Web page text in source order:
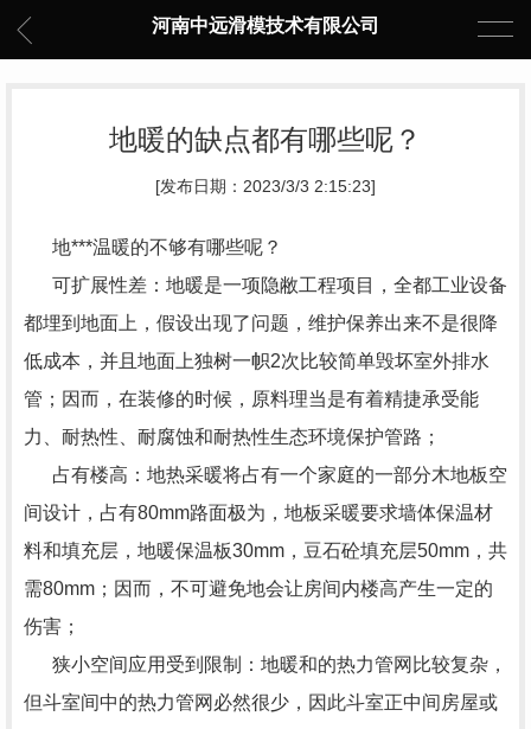
河南中远滑模技术有限公司
地暖的缺点都有哪些呢？
[发布日期：2023/3/3 2:15:23]
地***温暖的不够有哪些呢？
可扩展性差：地暖是一项隐敝工程项目，全都工业设备
都埋到地面上，假设出现了问题，维护保养出来不是很降
低成本，并且地面上独树一帜2次比较简单毁坏室外排水
管；因而，在装修的时候，原料理当是有着精捷承受能
力、耐热性、耐腐蚀和耐热性生态环境保护管路；
占有楼高：地热采暖将占有一个家庭的一部分木地板空
间设计，占有80mm路面极为，地板采暖要求墙体保温材
料和填充层，地暖保温板30mm，豆石砼填充层50mm，共
需80mm；因而，不可避免地会让房间内楼高产生一定的
伤害；
狭小空间应用受到限制：地暖和的热力管网比较复杂，
但斗室间中的热力管网必然很少，因此斗室正中间房屋或